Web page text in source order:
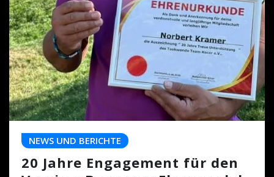
NEWS UND BERICHTE
20 Jahre Engagement für den